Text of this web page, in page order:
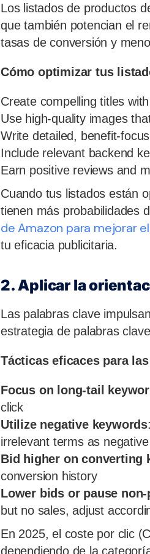
Los listados de productos
que también potencian el
tasas de conversión y
Cómo optimizar tus
Create compelling titles
Use high-quality images
Write detailed, benefit-
Include relevant backend
Earn positive reviews and
Cuando tus listados están
tienen más probabilidades
de Amazon para mejorar
tu eficacia publicitaria.
2. Aplicar la
Las palabras clave
estrategia de palabras
Tácticas eficaces para
Focus on long-tail
click
Utilize negative keywords
irrelevant terms as
Bid higher on converting
conversion history
Lower bids or pause
but no sales, adjust
En 2025, el coste por clic
dependiendo de la